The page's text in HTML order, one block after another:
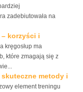
zadebiutowała na
– korzyści i
kręgosłup ma
które zmagają się z
metody i
element treningu